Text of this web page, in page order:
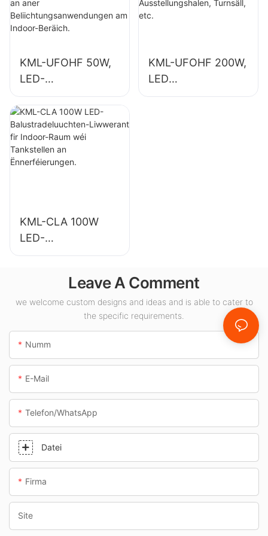
Beliichtungsanwen
dungen am Indoor-
Turnsäll, etc.
KML-UFOHF 50W,
LED-
Héichbuchtluuchte
n-Liwwerant fir
Industrieanlagen,
Lagerhaiser an
aner
KML-UFOHF 200W,
LED
Héichbuchtluuchte
KML-CLA 100W
LED-
Balustradeluuchten
Indoor-Raum wéi
Tankstellen an
Ënnerféierungen.
Leave A Comment
we welcome custom designs and ideas and is able to cater to
the specific requirements.
Numm
E-Mail
Telefon/WhatsApp
Datei
Firma
Site